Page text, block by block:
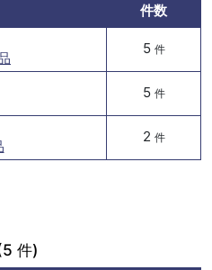
件数
5 件
5 件
2 件
件)